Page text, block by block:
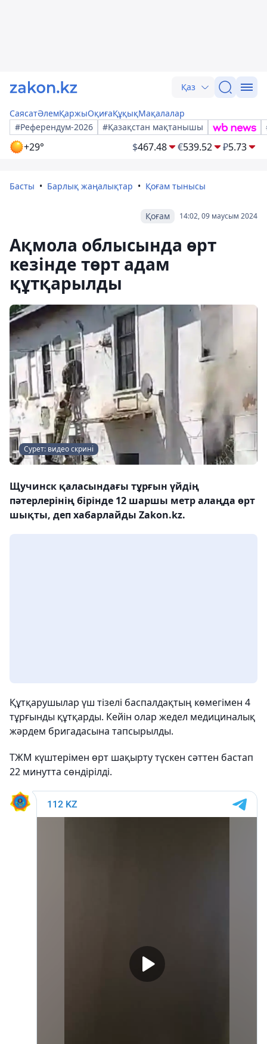
Қаз
СаясатӘлемҚаржыОқиғаҚұқықМақалалар
#Референдум-2026
#Қазақстан мақтанышы
+29° $467.48 €539.52 ₽5.73
Басты Барлық жаңалықтар Қоғам тынысы
14:02, 09 маусым 2024
Қоғам
Ақмола облысында өрт
кезінде төрт адам
құтқарылды
Сурет: видео скрині
Щучинск қаласындағы тұрғын үйдің
пәтерлерінің бірінде 12 шаршы метр алаңда өрт
шықты, деп хабарлайды Zakon.kz.
Құтқарушылар үш тізелі баспалдақтың көмегімен 4
тұрғынды құтқарды. Кейін олар жедел медициналық
жәрдем бригадасына тапсырылды.
ТЖМ күштерімен өрт шақырту түскен сәттен бастап
22 минутта сөндірілді.